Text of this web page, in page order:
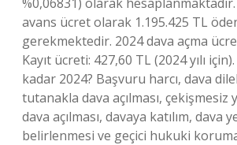
avans ücret olarak 1.195.425 TL
gerekmektedir. 2024 dava açma
Kayıt ücreti: 427,60 TL (2024 yılı
kadar 2024? Başvuru harcı, dava
tutanakla dava açılması, çekişmesiz
dava açılması, davaya katılım, dava
belirlenmesi ve geçici hukuki